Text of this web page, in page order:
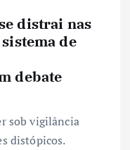
distrai nas
de
debate
sob vigilância
distópicos.